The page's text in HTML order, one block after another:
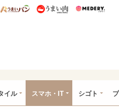
ー特集
うまいめし うまいパン うまい肉
イル スマホ・IT シゴト